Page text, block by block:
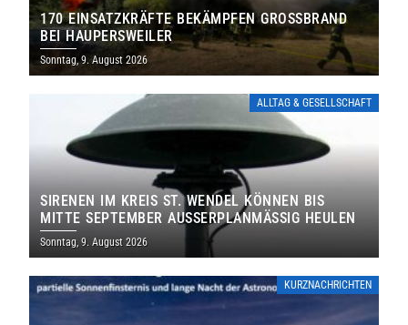
170 EINSATZKRÄFTE BEKÄMPFEN GROSSBRAND B
EI HAUPERSWEILER
Sonntag, 9. August 2026
ALLTAG & GESELLSCHAFT
SIRENEN IM KREIS ST. WENDEL KÖNNEN BIS
MITTE SEPTEMBER AUSSERPLANMÄSSIG HEULEN
Sonntag, 9. August 2026
KURZNACHRICHTEN